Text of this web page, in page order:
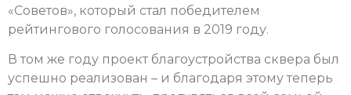
«Советов», который стал победителем
рейтингового голосования в 2019 году.
В том же году проект благоустройства сквера был
успешно реализован – и благодаря этому теперь